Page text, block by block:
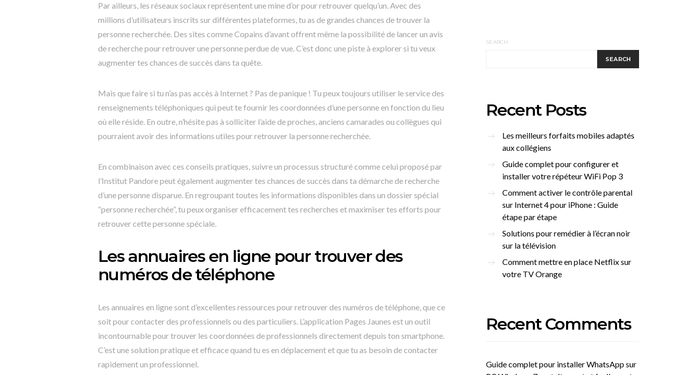
Par ailleurs, les réseaux sociaux représentent une mine d’or pour retrouver quelqu’un. Avec des
millions d’utilisateurs inscrits sur différentes plateformes, tu as de grandes chances de trouver la
personne recherchée. Des sites comme Copains d’avant offrent même la possibilité de lancer un avis
de recherche pour retrouver une personne perdue de vue. C’est donc une piste à explorer si tu veux
augmenter tes chances de succès dans ta quête.
Mais que faire si tu n’as pas accès à Internet ? Pas de panique ! Tu peux toujours utiliser le service des
renseignements téléphoniques qui peut te fournir les coordonnées d’une personne en fonction du lieu
où elle réside. En outre, n’hésite pas à solliciter l’aide de proches, anciens camarades ou collègues qui
pourraient avoir des informations utiles pour retrouver la personne recherchée.
En combinaison avec ces conseils pratiques, suivre un processus structuré comme celui proposé par
l’Institut Pandore peut également augmenter tes chances de succès dans ta démarche de recherche
d’une personne disparue. En regroupant toutes les informations disponibles dans un dossier spécial
“personne recherchée”, tu peux organiser efficacement tes recherches et maximiser tes efforts pour
retrouver cette personne spéciale.
Les annuaires en ligne pour trouver des
numéros de téléphone
Les annuaires en ligne sont d’excellentes ressources pour retrouver des numéros de téléphone, que ce
soit pour contacter des professionnels ou des particuliers. L’application Pages Jaunes est un outil
incontournable pour trouver les coordonnées de professionnels directement depuis ton smartphone.
C’est une solution pratique et efficace quand tu es en déplacement et que tu as besoin de contacter
rapidement un professionnel.
SEARCH
SEARCH
Recent Posts
Les meilleurs forfaits mobiles adaptés
aux collégiens
Guide complet pour configurer et
installer votre répéteur WiFi Pop 3
Comment activer le contrôle parental
sur Internet 4 pour iPhone : Guide
étape par étape
Solutions pour remédier à l’écran noir
sur la télévision
Comment mettre en place Netflix sur
votre TV Orange
Recent Comments
Guide complet pour installer WhatsApp sur